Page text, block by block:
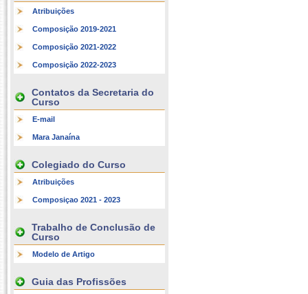
Atribuições
Composição 2019-2021
Composição 2021-2022
Composição 2022-2023
Contatos da Secretaria do
Curso
E-mail
Mara Janaína
Colegiado do Curso
Atribuições
Composiçao 2021 - 2023
Trabalho de Conclusão de
Curso
Modelo de Artigo
Guia das Profissões